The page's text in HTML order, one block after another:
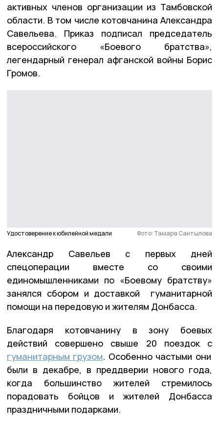
активных членов организации из Тамбовской
области. В том числе котовчанина Александра
Савельева. Приказ подписал председатель
всероссийского «Боевого братства»,
легендарный генерал афганской войны Борис
Громов.
Удостоверение к юбилейной медали Фото: Тамара Сантылова
Александр Савельев с первых дней
спецоперации вместе со своими
единомышленниками по «Боевому братству»
занялся сбором и доставкой гуманитарной
помощи на передовую и жителям Донбасса.
Благодаря котовчанину в зону боевых
действий совершено свыше 20 поездок с
гуманитарным грузом. Особенно частыми они
были в декабре, в преддверии нового года,
когда большинство жителей стремилось
порадовать бойцов и жителей Донбасса
праздничными подарками.